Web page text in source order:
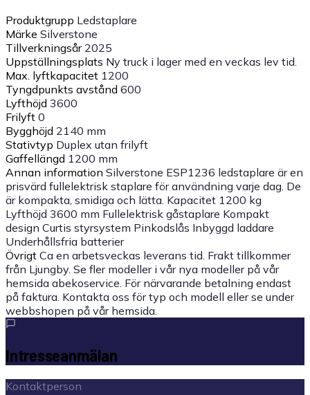
Produktgrupp Ledstaplare
Märke Silverstone
Tillverkningsår 2025
Uppställningsplats Ny truck i lager med en veckas lev tid.
Max. lyftkapacitet 1200
Tyngdpunkts avstånd 600
Lyfthöjd 3600
Frilyft 0
Bygghöjd 2140 mm
Stativtyp Duplex utan frilyft
Gaffellängd 1200 mm
Annan information Silverstone ESP1236 ledstaplare är en
prisvärd fullelektrisk staplare för användning varje dag. De
är kompakta, smidiga och lätta. Kapacitet 1200 kg
Lyfthöjd 3600 mm Fullelektrisk gåstaplare Kompakt
design Curtis styrsystem Pinkodslås Inbyggd laddare
Underhållsfria batterier
Övrigt Ca en arbetsveckas leverans tid. Frakt tillkommer
från Ljungby. Se fler modeller i vår nya modeller på vår
hemsida abekoservice. För närvarande betalning endast
på faktura. Kontakta oss för typ och modell eller se under
webbshopen på vår hemsida.
Intresseanmälan
Kontaktperson